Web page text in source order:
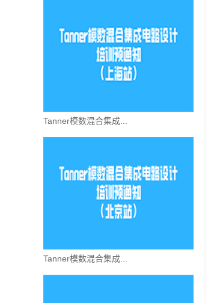
Tanner模数混合集成...
Tanner模数混合集成...